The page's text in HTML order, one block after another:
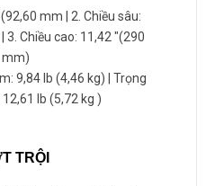
mm | 2. Chiều sâu:
3. Chiều cao: 11,42 "(290
mm)
9,84 lb (4,46 kg) | Trọng
lb (5,72 kg )
TRỘI